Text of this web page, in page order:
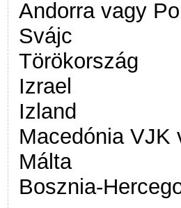
Andorra vagy
Svájc
Törökország
Izrael
Izland
Macedónia VJK
Málta
Bosznia-